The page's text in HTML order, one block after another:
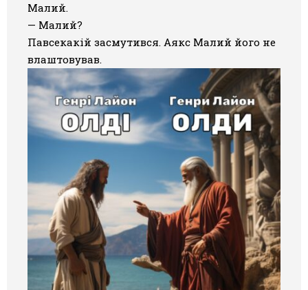
Малий.
— Малий?
Павсекакій засмутився. Аякс Малий його не
влаштовував.